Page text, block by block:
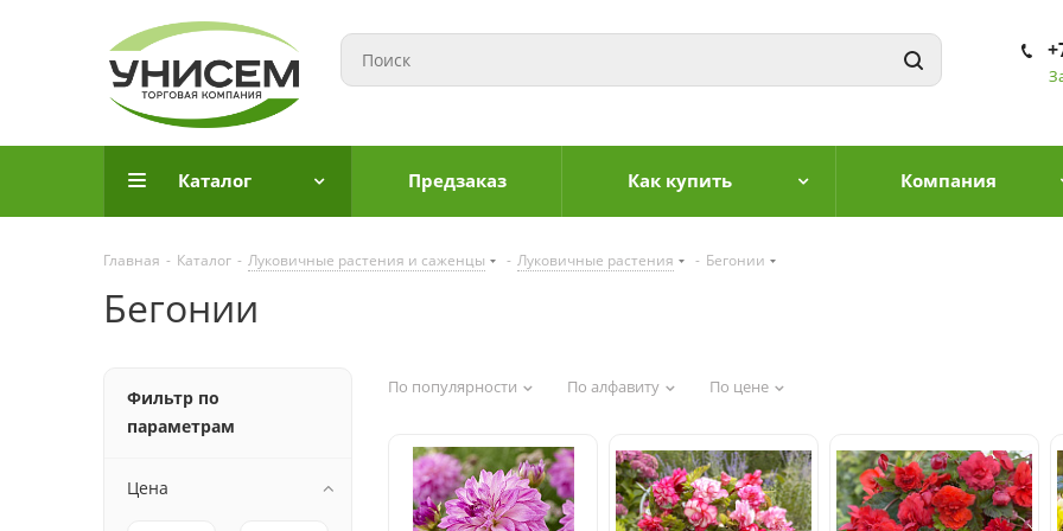
Каталог Предзаказ Как купить Компания
Главная - Каталог - Луковичные растения и саженцы - Луковичные растения - Бегонии
Бегонии
По популярности По алфавиту По цене
Фильтр по
параметрам
Цена